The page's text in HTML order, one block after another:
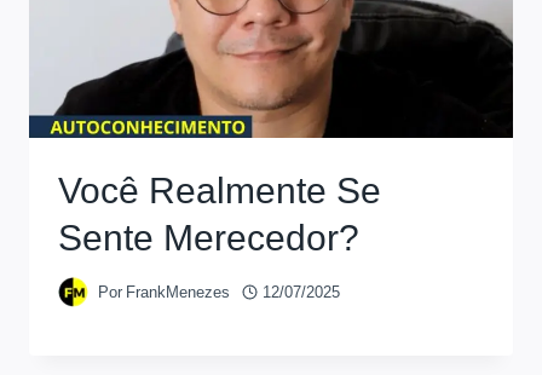
Você Realmente Se
Sente Merecedor?
Por FrankMenezes 12/07/2025